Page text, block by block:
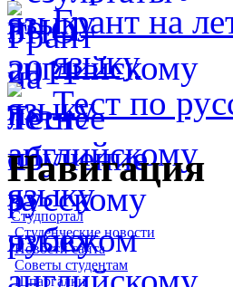
Грант на
языку
Тест по
Навигация
Студпортал
Студенческие новости
Новости сайта
Советы студентам
Шпаргалки